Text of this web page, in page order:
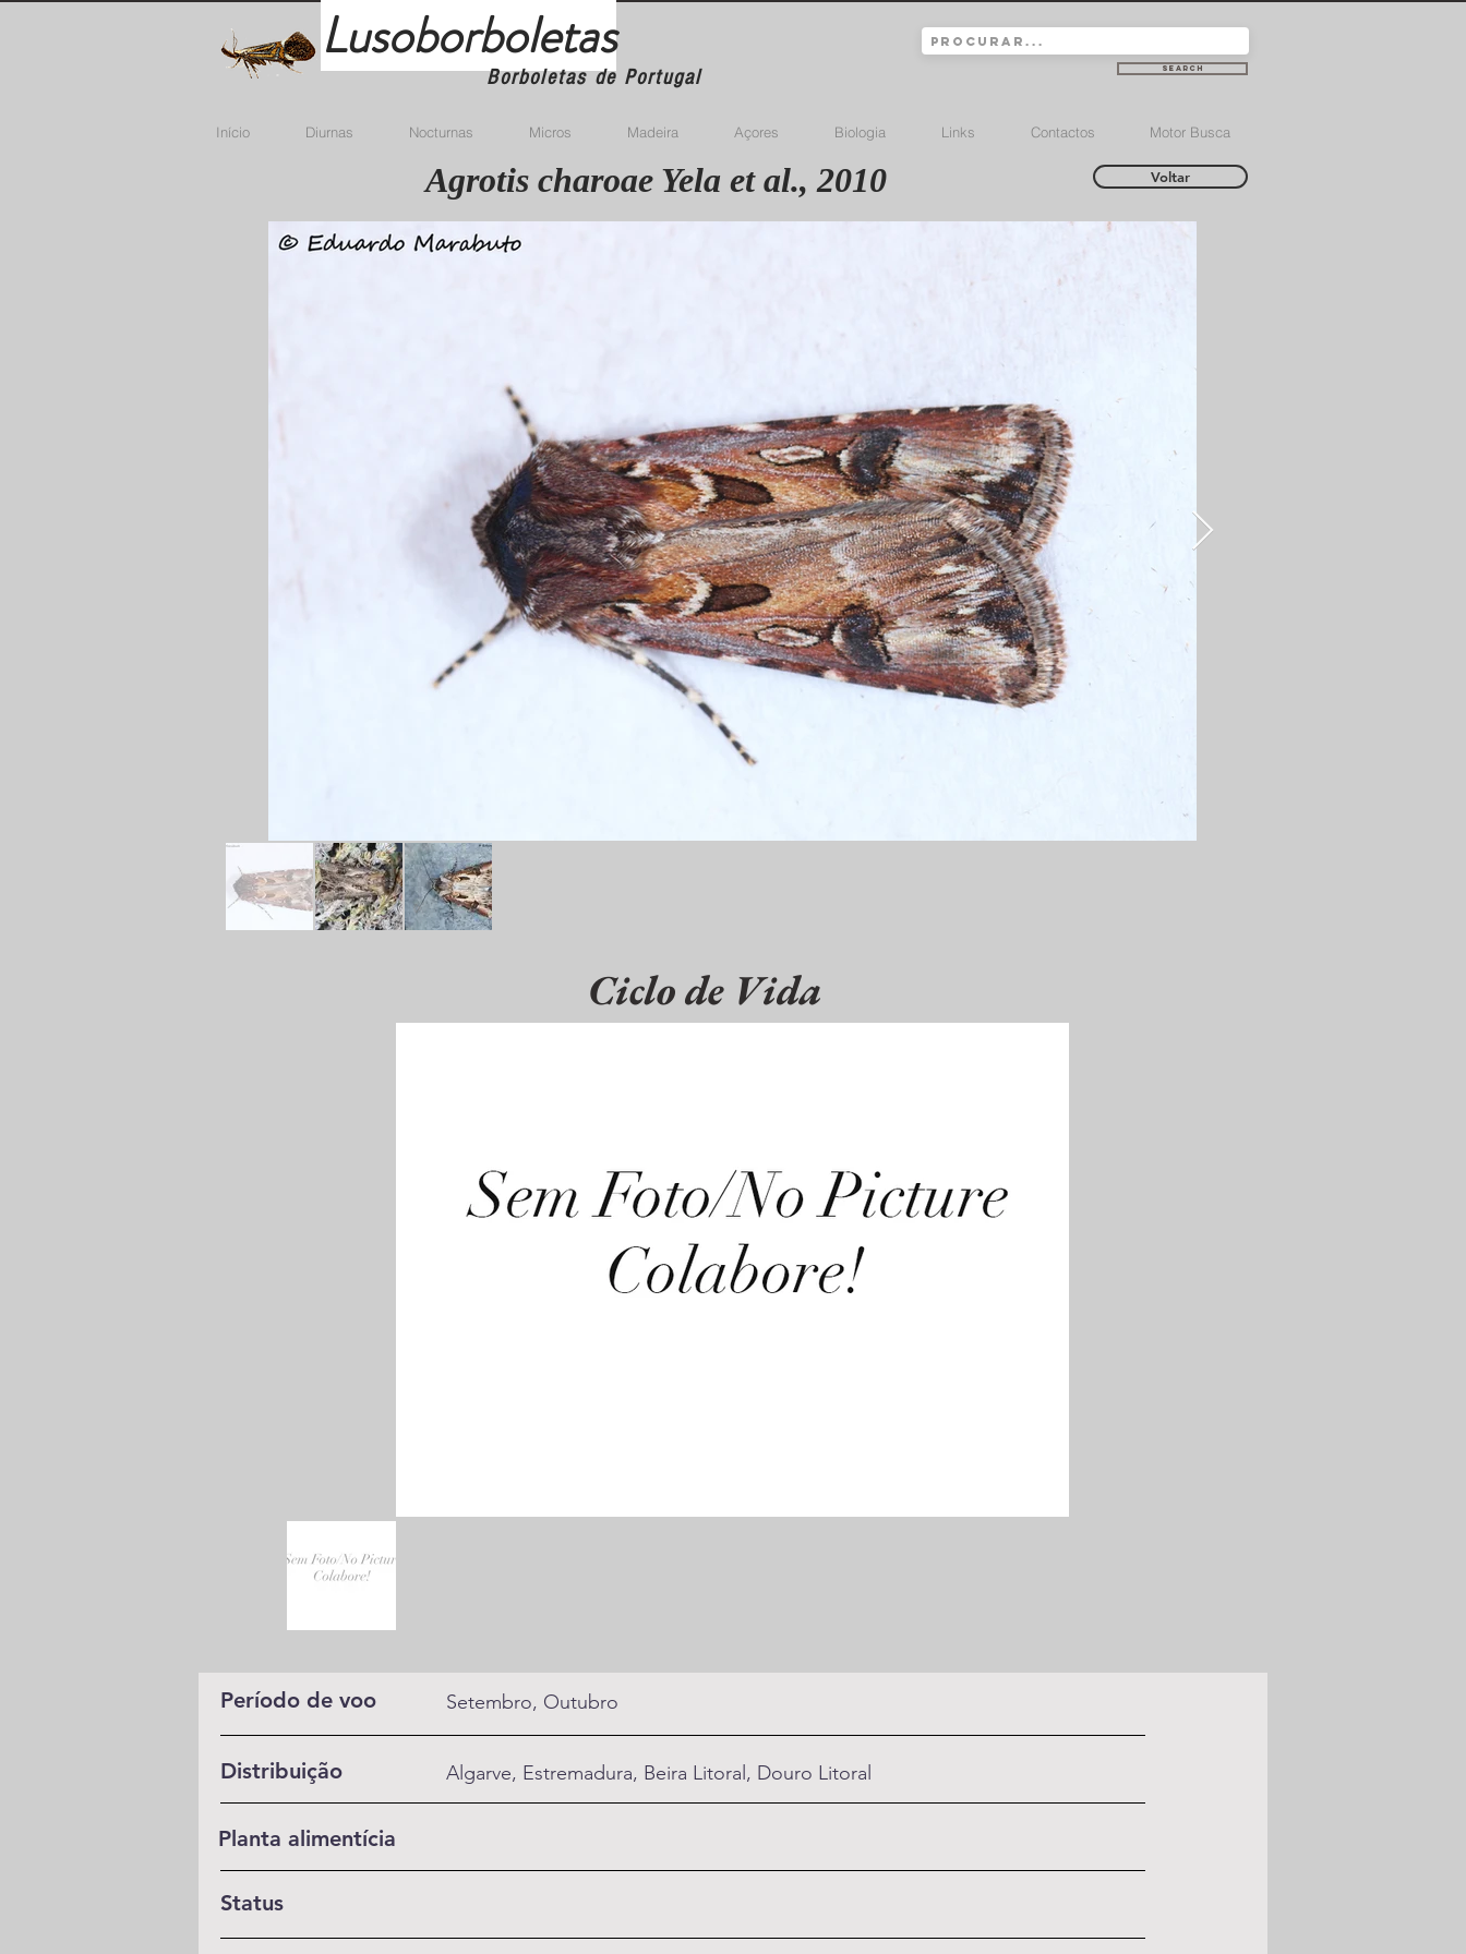
Lusoborboletas
Borboletas de Portugal Search
Início Diurnas Nocturnas Micros Madeira Açores Biologia Links Contactos Motor Busca
Agrotis charoae Yela et al., 2010 Voltar
Ciclo de Vida
Período de voo Setembro, Outubro
Distribuição Algarve, Estremadura, Beira Litoral, Douro Litoral
Planta alimentícia
Status